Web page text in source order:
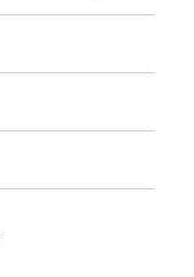
장
메
장